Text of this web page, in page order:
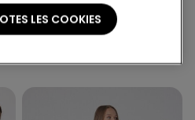
5 Parells Mitjons Invisibles
de Cotó Color Llis Unisex
LES COOKIES